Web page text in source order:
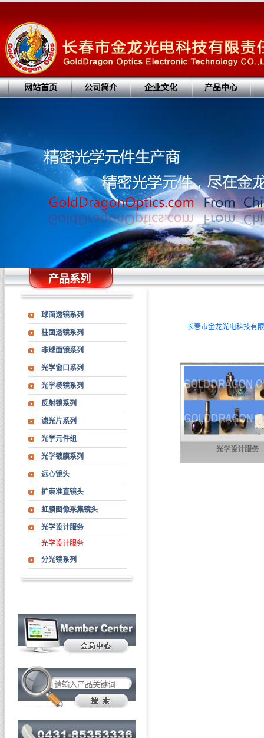
网站首页 公司简介 企业文化 产品中心
产品系列
球面透镜系列
柱面透镜系列
非球面镜系列
光学窗口系列
光学棱镜系列
反射镜系列
滤光片系列
光学元件组
光学镀膜系列
远心镜头
扩束准直镜头
虹膜图像采集镜头
光学设计服务
光学设计服务
分光镜系列
长春市金龙光电科技有
光学设计服务